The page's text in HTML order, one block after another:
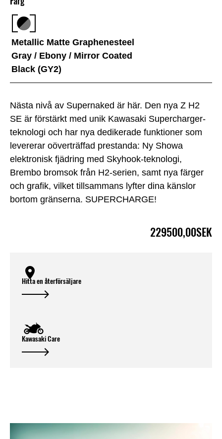
Nästa nivå av Supernaked är här. Den nya Z H2
SE är förstärkt med unik Kawasaki Supercharger-
teknologi och har nya dedikerade funktioner som
levererar oöverträffad prestanda: Ny Showa
elektronisk fjädring med Skyhook-teknologi,
Brembo bromsok från H2-serien, samt nya färger
och grafik, vilket tillsammans lyfter dina känslor
bortom gränserna. SUPERCHARGE!
229500,00SEK
Metallic Matte Graphenesteel
Gray / Ebony / Mirror Coated
Black (GY2)
Hitta en återförsäljare
Kawasaki Care